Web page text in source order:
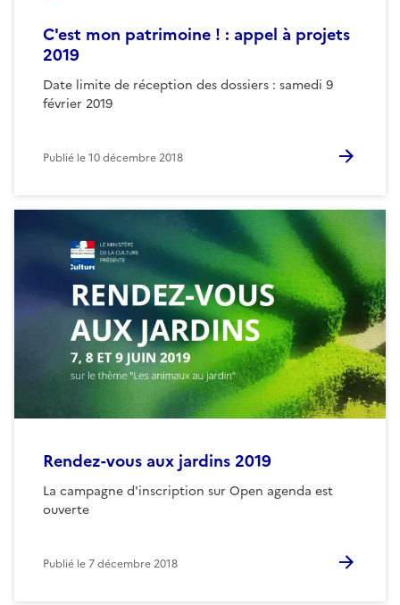
C'est mon patrimoine ! : appel à projets
2019
Date limite de réception des dossiers : samedi 9
février 2019
Publié le10 décembre 2018
Rendez-vous aux jardins 2019
La campagne d'inscription sur Open agenda est
ouverte
Publié le7 décembre 2018